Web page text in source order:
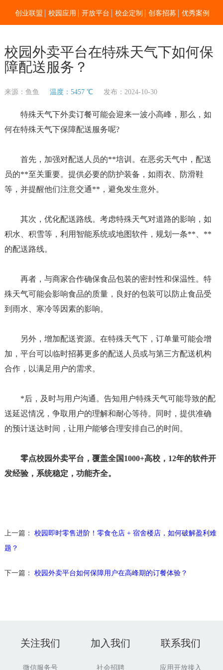
创业联盟 校园应用 开放平台 校企定制 创客招募 优秀案例
校园外卖平台在特殊天气下如何保
障配送服务？
来源：鱼鱼 温度：5457 ℃ 发布：2024-10-30
特殊天气下外卖订餐可能会迎来一波小高峰，那么，如
何在特殊天气下保障配送服务呢?
首先，加强对配送人员的**培训。在恶劣天气中，配送
员的**至关重要。提供必要的防护装备，如雨衣、防滑鞋
等，并提醒他们注意交通**，避免发生意外。
其次，优化配送路线。考虑特殊天气对道路的影响，如
积水、积雪等，利用智能系统或地图软件，规划一条**、**
的配送路线。
再者，与商家合作确保食品包装的密封性和保温性。特
殊天气可能会影响食品的质量，良好的包装可以防止食品受
到雨水、寒冷等因素的影响。
另外，增加配送资源。在特殊天气下，订单量可能会增
加，平台可以临时招募更多的配送人员或与第三方配送机构
合作，以满足用户的需求。
*后，及时与用户沟通。告知用户特殊天气可能导致的配
送延迟情况，争取用户的理解和耐心等待。同时，提供准确
的预计送达时间，让用户能够合理安排自己的时间。
零点校园外卖平台，覆盖全国1000+高校，12年的软件开
发经验，系统稳定，功能齐全。
上一篇： 校园即时零售进阶！零食仓店 + 宿舍楼店，如何破解盈利难
题？
下一篇： 校园外卖平台如何保障用户在高峰期的订餐体验？
关注我们
微信服务号
加入我们
社会招聘
联系我们
应用开放接入